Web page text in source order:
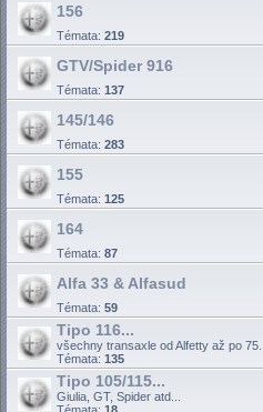
156
Témata: 219
GTV/Spider 916
Témata: 137
145/146
Témata: 283
155
Témata: 125
164
Témata: 87
Alfa 33 & Alfasud
Témata: 59
Tipo 116...
všechny transaxle od Alfetty až po 75...
Témata: 135
Tipo 105/115...
Giulia, GT, Spider atd...
Témata: 18